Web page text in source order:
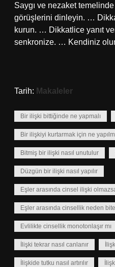
Saygı ve nezaket
görüşlerini dinleyin. …
kurun. … Dikkatlice yanıt
senkronize. … Kendiniz
Tarih: Makaleler
Bir ilişki bittiğinde ne yapmalı
Bir ilişkiyi kurtarmak için ne
Bitmiş bir ilişki nasıl unutulur
Düzgün bir ilişki nasıl yapılır
Eşler arasında cinsel ilişki
Eşler arasında cinsellik neden
Evlilikte cinsellik monotonlaşır mı
İlişki tekrar nasıl canlanır
İlişkide tutku nasıl artırılır